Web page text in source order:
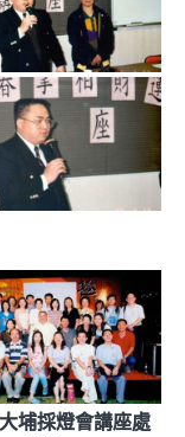
埔採燈會講座處